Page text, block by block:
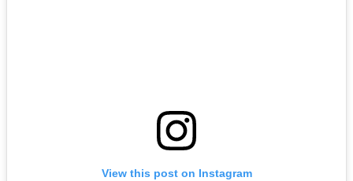
View this post on Instagram